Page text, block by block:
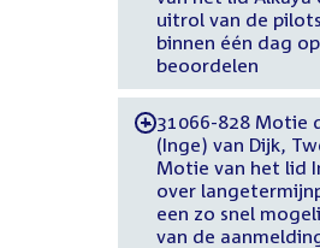
uitrol van de
binnen één dag
beoordelen
-31066-828 Motie
(Inge) van Dijk,
Motie van het lid
over
een zo snel
van de